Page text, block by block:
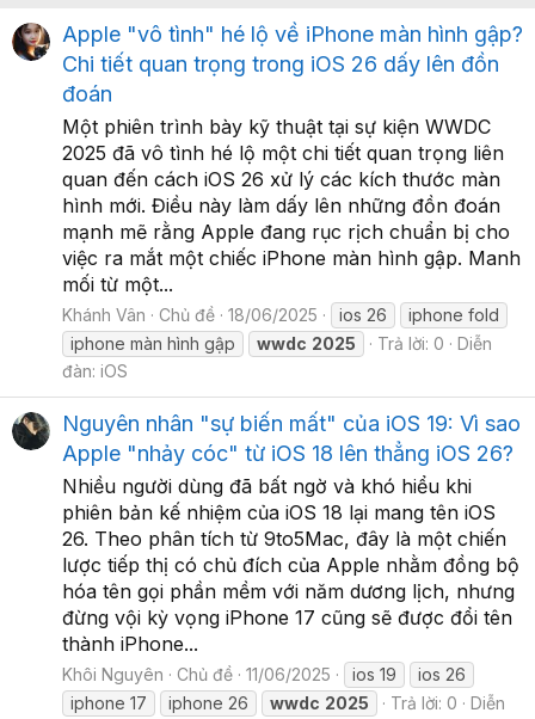
Apple "vô tình" hé lộ về iPhone màn hình gập?
Chi tiết quan trọng trong iOS 26 dấy lên đồn
đoán
Một phiên trình bày kỹ thuật tại sự kiện WWDC
2025 đã vô tình hé lộ một chi tiết quan trọng liên
quan đến cách iOS 26 xử lý các kích thước màn
hình mới. Điều này làm dấy lên những đồn đoán
mạnh mẽ rằng Apple đang rục rịch chuẩn bị cho
việc ra mắt một chiếc iPhone màn hình gập. Manh
mối từ một...
Khánh Vân Chủ đề 18/06/2025 ios 26
iphone fold
iphone màn hình gập
wwdc 2025 Trả lời: 0
Diễn
đàn: iOS
Nguyên nhân "sự biến mất" của iOS 19: Vì sao
Apple "nhảy cóc" từ iOS 18 lên thẳng iOS 26?
Nhiều người dùng đã bất ngờ và khó hiểu khi
phiên bản kế nhiệm của iOS 18 lại mang tên iOS
26. Theo phân tích từ 9to5Mac, đây là một chiến
lược tiếp thị có chủ đích của Apple nhằm đồng bộ
hóa tên gọi phần mềm với năm dương lịch, nhưng
đừng vội kỳ vọng iPhone 17 cũng sẽ được đổi tên
thành iPhone...
Khôi Nguyên Chủ đề 11/06/2025 ios 19
ios 26
iphone 17
iphone 26 wwdc 2025 Trả lời: 0
Diễn